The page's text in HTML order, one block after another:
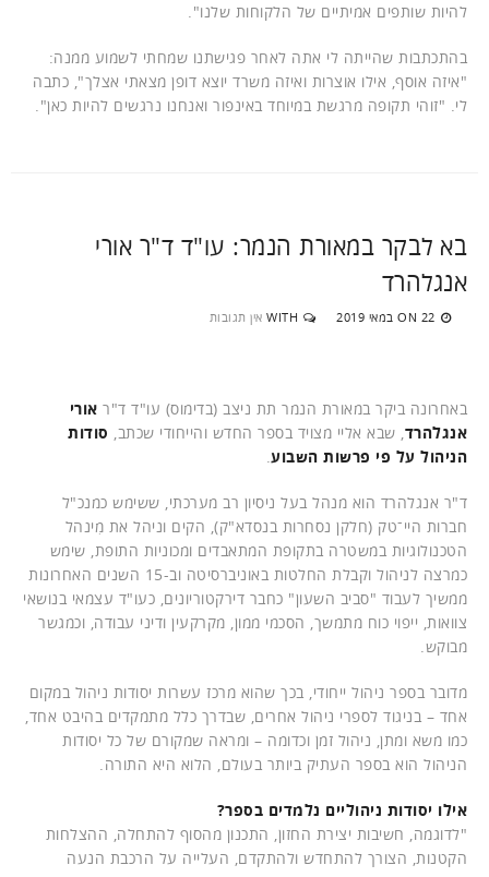
להיות שותפים אמיתיים של הלקוחות שלנו".
בהתכתבות שהייתה לי אתה לאחר פגישתנו שמחתי לשמוע ממנה:
"איזה אוסף, אילו אוצרות ואיזה משרד יוצא דופן מצאתי אצלך", כתבה
לי. "זוהי תקופה מרגשת במיוחד באינפור ואנחנו נרגשים להיות כאן".
בא לבקר במאורת הנמר: עו"ד ד"ר אורי
אנגלהרד
ON 22 במאי 2019 WITH אין תגובות
באחרונה ביקר במאורת הנמר תת ניצב (בדימוס) עו"ד ד"ר אורי
אנגלהרד, שבא אליי מצויד בספר החדש והייחודי שכתב, סודות
הניהול על פי פרשות השבוע.
ד"ר אנגלהרד הוא מנהל בעל ניסיון רב מערכתי, ששימש כמנכ"ל
חברות היי־טק (חלקן נסחרות בנסדא"ק), הקים וניהל את מִינהל
הטכנולוגיות במשטרה בתקופת המתאבדים ומכוניות התופת, שימש
כמרצה לניהול וקבלת החלטות באוניברסיטה וב-15 השנים האחרונות
ממשיך לעבוד "סביב השעון" כחבר דירקטוריונים, כעו"ד עצמאי בנושאי
צוואות, ייפוי כוח מתמשך, הסכמי ממון, מקרקעין ודיני עבודה, וכמגשר
מבוקש.
מדובר בספר ניהול ייחודי, בכך שהוא מרכז עשרות יסודות ניהול במקום
אחד – בניגוד לספרי ניהול אחרים, שבדרך כלל מתמקדים בהיבט אחד,
כמו משא ומתן, ניהול זמן וכדומה – ומראה שמקורם של כל יסודות
הניהול הוא בספר העתיק ביותר בעולם, הלוא היא התורה.
אילו יסודות ניהוליים נלמדים בספר?
"לדוגמה, חשיבות יצירת החזון, התכנון מהסוף להתחלה, ההצלחות
הקטנות, הצורך להתחדש ולהתקדם, העלייה על הרכבת הנעה